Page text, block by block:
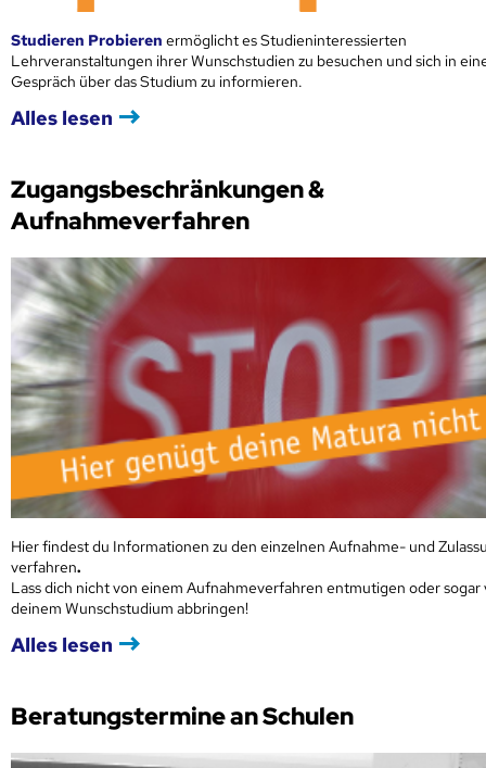
Studieren Probieren ermöglicht es Studieninteressierten
Lehrveranstaltungen ihrer Wunschstudien zu besuchen und sich in
Gespräch über das Studium zu informieren.
Alles lesen
Zugangsbeschränkungen &
Aufnahmeverfahren
Hier findest du Informationen zu den einzelnen Aufnahme- und
verfahren.
Lass dich nicht von einem Aufnahmeverfahren entmutigen oder sogar
deinem Wunschstudium abbringen!
Alles lesen
Beratungstermine an Schulen